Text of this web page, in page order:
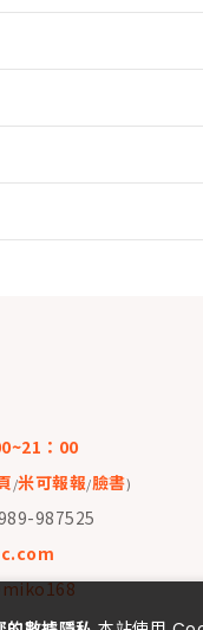
：00
/米可報報/臉書)
987525